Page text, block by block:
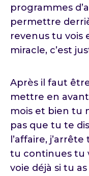
programmes
permettre
revenus tu vois
miracle, c’est
Après il faut
mettre en
mois et bien tu
pas que tu te
l’affaire,
tu continues tu
voie déjà si tu